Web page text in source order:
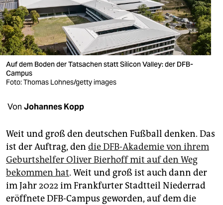
wahrheit
verlag
verlag
veranstaltungen
unterstützen
abo
genossenschaft
epaper login
Auf dem Boden der Tatsachen statt Silicon Valley: der DFB-
Campus
Foto: Thomas Lohnes/getty images
Von Johannes Kopp
Weit und groß den deutschen Fußball denken. Das
ist der Auftrag, den die DFB-Akademie von ihrem
Geburtshelfer Oliver Bierhoff mit auf den Weg
bekommen hat. Weit und groß ist auch dann der
im Jahr 2022 im Frankfurter Stadtteil Niederrad
eröffnete DFB-Campus geworden, auf dem die